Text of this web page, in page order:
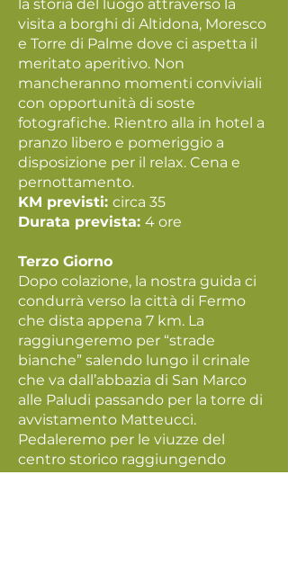
la storia del luogo attraverso la
visita a borghi di Altidona, Moresco
e Torre di Palme dove ci aspetta il
meritato aperitivo. Non
mancheranno momenti conviviali
con opportunità di soste
fotografiche. Rientro alla in hotel a
pranzo libero e pomeriggio a
disposizione per il relax. Cena e
pernottamento.
KM previsti: circa 35
Durata prevista: 4 ore
Terzo Giorno
Dopo colazione, la nostra guida ci
condurrà verso la città di Fermo
che dista appena 7 km. La
raggiungeremo per “strade
bianche” salendo lungo il crinale
che va dall’abbazia di San Marco
alle Paludi passando per la torre di
avvistamento Matteucci.
Pedaleremo per le viuzze del
centro storico raggiungendo